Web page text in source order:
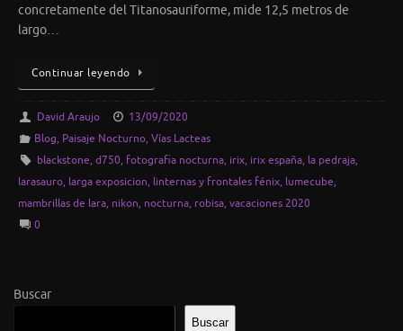
concretamente del Titanosauriforme, mide 12,5 metros de
largo…
Continuar leyendo
David Araujo
13/09/2020
Blog, Paisaje Nocturno, Vías Lacteas
blackstone, d750, fotografia nocturna, irix, irix españa, la pedraja,
larasauro, larga exposicion, linternas y frontales fénix, lumecube,
mambrillas de lara, nikon, nocturna, robisa, vacaciones 2020
0
Buscar
Buscar